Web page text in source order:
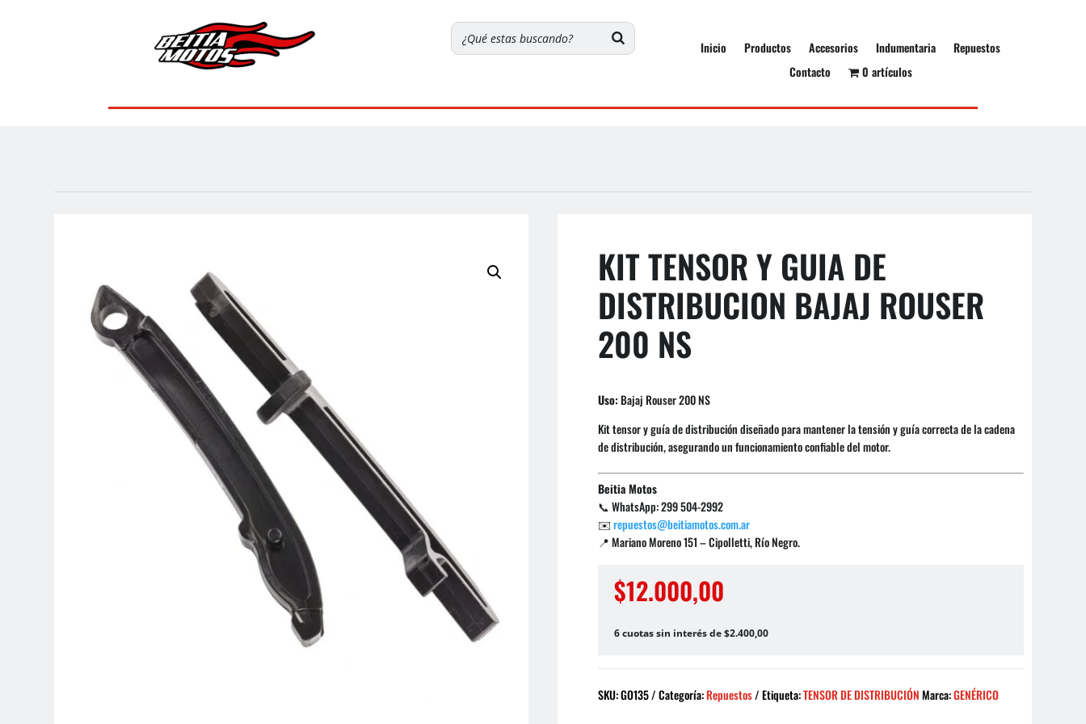
Inicio Productos Accesorios Indumentaria
Repuestos
Contacto
0 artículos
KIT TENSOR Y GUIA DE
DISTRIBUCION BAJAJ ROUSER
200 NS
Uso:Bajaj Rouser 200 NS
Kit tensor y guía de distribución diseñado para mantener la tensión y guía correcta de la cadena
de distribución, asegurando un funcionamiento confiable del motor.
Beitia Motos
📞 WhatsApp: 299 504-2992
✉️repuestos@beitiamotos.com.ar
📍 Mariano Moreno 151 – Cipolletti, Río Negro.
$12.000,00
6 cuotas sin interés de $2.400,00
SKU:GO135 Categoría:Repuestos Etiqueta:TENSOR DE DISTRIBUCIÓNMarca:GENÉRICO